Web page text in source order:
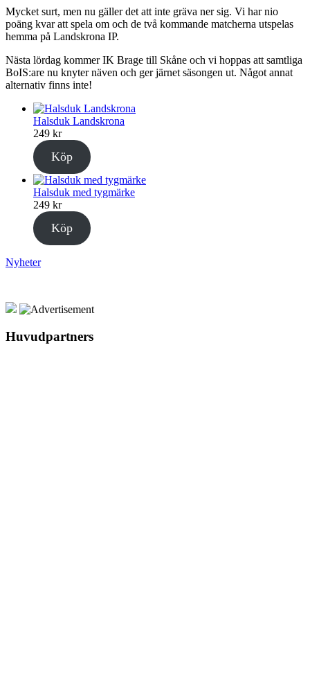
Mycket surt, men nu gäller det att inte gräva ner sig. Vi har nio
poäng kvar att spela om och de två kommande matcherna utspelas
hemma på Landskrona IP.
Nästa lördag kommer IK Brage till Skåne och vi hoppas att samtliga
BoIS:are nu knyter näven och ger järnet säsongen ut. Något annat
alternativ finns inte!
Halsduk Landskrona
249 kr
Köp
Halsduk med tygmärke
249 kr
Köp
Nyheter
Huvudpartners